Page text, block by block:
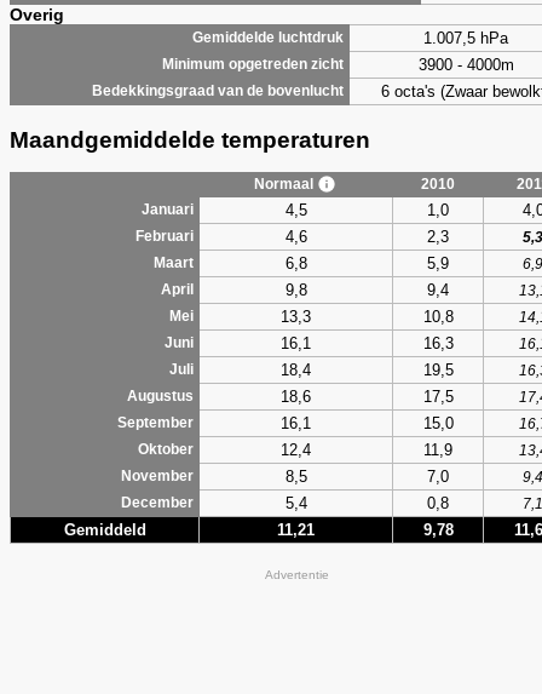
Overig
Gemiddelde luchtdruk 1.007,5 hPa
Minimum opgetreden zicht 3900 - 4000m
Bedekkingsgraad van de bovenlucht 6 octa's (Zwaar
Maandgemiddelde temperaturen
Normaal 2010
Januari
4,5 1,0
Februari 4,6 2,3
5,3
Maart
6,8 5,9
6,9
April
9,8 9,4
Mei
13,3 10,8
Juni
16,1 16,3
Juli
18,4 19,5
Augustus
18,6 17,5
September
16,1 15,0
Oktober
12,4 11,9
November
8,5 7,0
9,4
December
5,4 0,8 7,1
Gemiddeld 11,21 9,78
Advertentie